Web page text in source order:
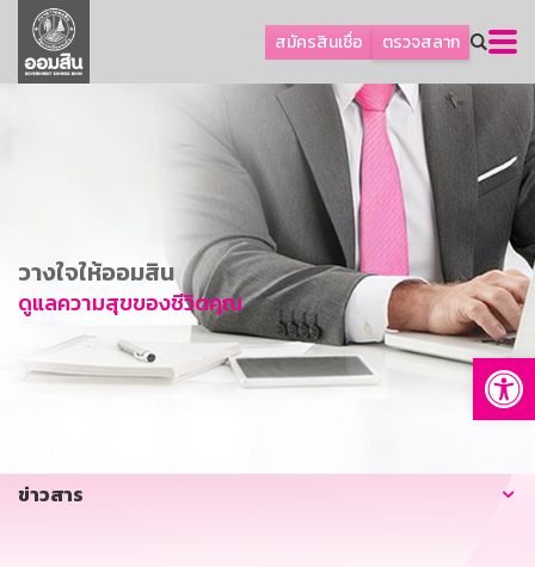
สมัครสินเชื่อ ตรวจสลาก
ลูกค้าธุรกิจ
ลูกค้าผู้ประกอบรายย่อย
การพัฒนาที่ยั่งยืน
ข่าวสาร
บริการทางการเงิน
อื่นๆ
วางใจให้ออมสิน
ดูแลความสุขของชีวิตคุณ
ข่าวสาร